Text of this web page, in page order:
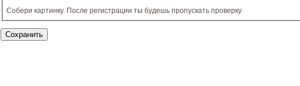
Собери картинку. После регистрации ты будешь пропускать проверку